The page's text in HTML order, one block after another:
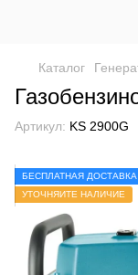
Каталог
Артикул: KS 2900G
БЕСПЛАТНАЯ ДОСТАВКА
УТОЧНЯЙТЕ НАЛИЧИЕ